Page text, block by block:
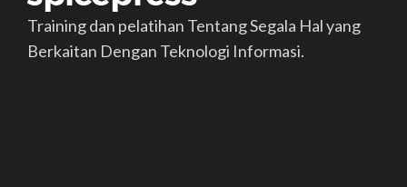
Training dan pelatihan Tentang Segala Hal yang
Berkaitan Dengan Teknologi Informasi.